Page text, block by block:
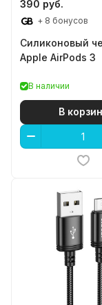
390 руб.
+ 8 бонусов
Силиконовый
Apple AirPods 3
В наличии
В